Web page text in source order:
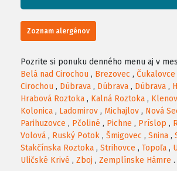
Zoznam alergénov
Pozrite si ponuku denného menu aj v
Belá nad Cirochou , Brezovec , Čukalovce
Cirochou , Dúbrava , Dúbrava , Dúbrava ,
Hrabová Roztoka , Kalná Roztoka ,
Kolonica , Ladomirov , Michajlov , Nová
Parihuzovce , Pčoliné , Pichne , Príslop ,
Volová , Ruský Potok , Šmigovec , Snina ,
Stakčínska Roztoka , Strihovce , Topoľa ,
Uličské Krivé , Zboj , Zemplínske Hámre .